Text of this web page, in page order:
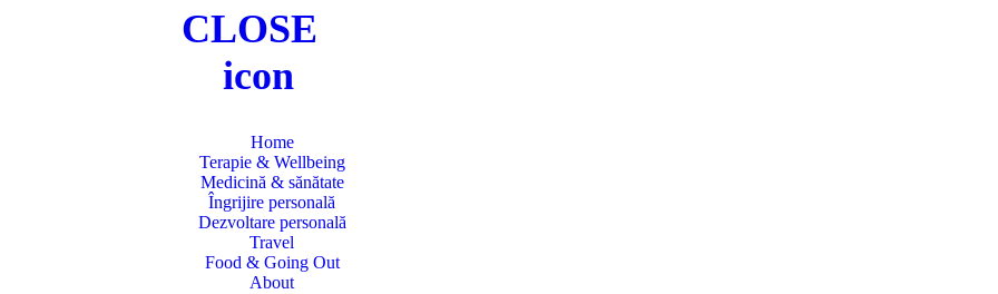
CLOSE
Home
Terapie & Wellbeing
Medicină & sănătate
Îngrijire personală
Dezvoltare personală
Travel
Food & Going Out
About